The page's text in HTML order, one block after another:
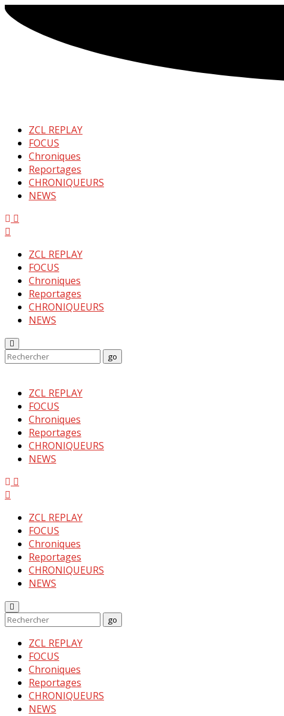
ZCL REPLAY
FOCUS
Chroniques
Reportages
CHRONIQUEURS
NEWS
ZCL REPLAY
FOCUS
Chroniques
Reportages
CHRONIQUEURS
NEWS
Enter
Keyword
Search
go
Search
ZCL REPLAY
FOCUS
Chroniques
Reportages
CHRONIQUEURS
NEWS
ZCL REPLAY
FOCUS
Chroniques
Reportages
CHRONIQUEURS
NEWS
Enter
Keyword
Search
go
Search
ZCL REPLAY
FOCUS
Chroniques
Reportages
CHRONIQUEURS
NEWS